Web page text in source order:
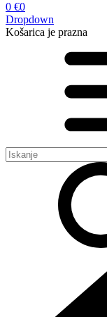
0 €0
Dropdown
Košarica je prazna